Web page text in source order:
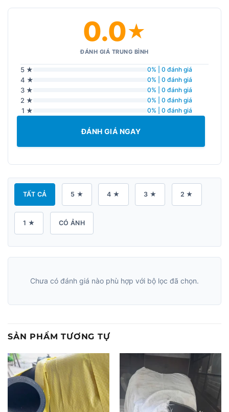
0.0★
ĐÁNH GIÁ TRUNG BÌNH
5 ★ 0% | 0 đánh giá
4 ★ 0% | 0 đánh giá
3 ★ 0% | 0 đánh giá
2 ★ 0% | 0 đánh giá
1 ★ 0% | 0 đánh giá
ĐÁNH GIÁ NGAY
TẤT CẢ 5 ★ 4 ★ 3 ★ 2 ★
1 ★ CÓ ẢNH
Chưa có đánh giá nào phù hợp với bộ lọc đã chọn.
SẢN PHẨM TƯƠNG TỰ